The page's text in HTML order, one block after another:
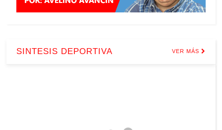
SINTESIS DEPORTIVA VER MÁS